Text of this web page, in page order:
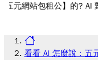
包租公】的? AI 對【五
看看 AI 怎麼說：五